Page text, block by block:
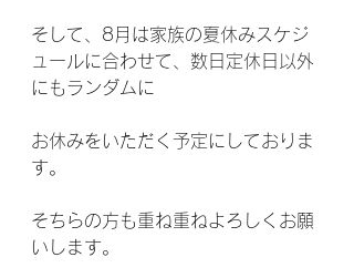
そして、8月は家族の夏休みスケジ
ュールに合わせて、数日定休日以外
にもランダムに
お休みをいただく予定にしておりま
す。
そちらの方も重ね重ねよろしくお願
いします。